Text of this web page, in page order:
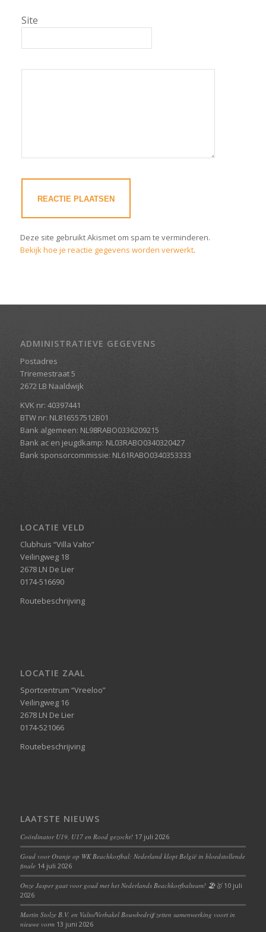
Site
Deze site gebruikt Akismet om spam te verminderen.
Bekijk hoe je reactie gegevens worden verwerkt.
ADMINISTRATIEVE GEGEVENS
Postadres
Triremestraat 5
2672 LB Naaldwijk
KVK nr: 40397441
BTW nr: NL816557512B01
Bank algemeen: NL98RABO0336209215
Bank ac en jeugdkamp: NL03RABO0340320427
Bank sponsorcommissie: NL61RABO0340353333
LOCATIE VELD
Clubhuis “Villa Valto”
Veilingweg 18
2678 LN De Lier
0174-516690
Routebeschrijving
LOCATIE ZAAL
Sportcentrum “Vreeloo”
Veilingweg 16
2678 LN De Lier
0174-521066
Routebeschrijving
LAATSTE NIEUWS
Coördinator U19, U17 en Rood gezocht! 17 juli 2026
Goud voor Oranje op WK Beachkorfbal: Nederland klopt België in bloedstollende
finale 14 juli 2026
Onze Jasper gaat voor goud met het Nederlands Beachkorfbalteam! 🏖️🥇 10 juli
2026
Martin Stolze B.V. en Valto/Verbakel Bouwbedrijf zetten samenwerking voort in
nieuwe vorm 13 juni 2026